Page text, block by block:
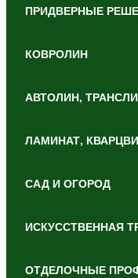
ПРИДВЕРНЫЕ
КОВРОЛИН
АВТОЛИН,
ЛАМИНАТ,
САД И ОГОРОД
ИСКУССТВЕННАЯ
ОТДЕЛОЧНЫЕ